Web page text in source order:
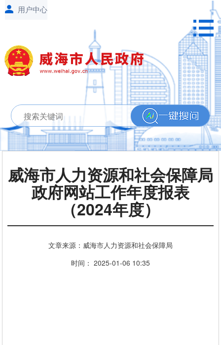
威海市人力资源和社会保障局
政府网站工作年度报表
（2024年度）
文章来源：威海市人力资源和社会保障局
时间： 2025-01-06 10:35